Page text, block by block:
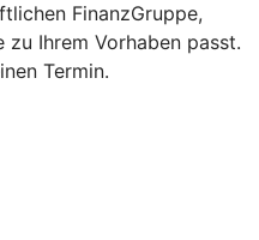
FinanzGruppe,
Ihrem Vorhaben passt.
Termin.